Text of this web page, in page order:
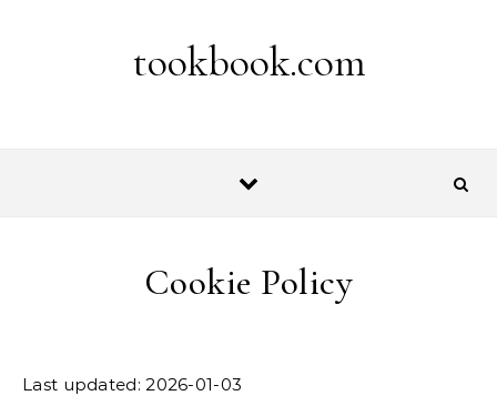
tookbook.com
Cookie Policy
Last updated: 2026-01-03